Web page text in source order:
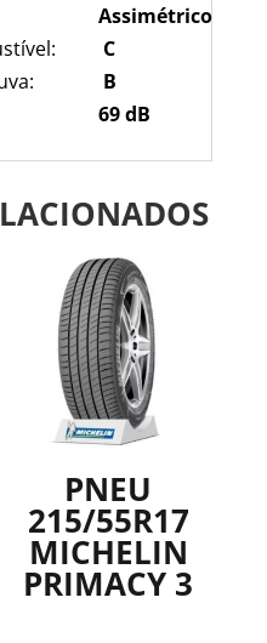
Assimétrico
C
B
69dB
PNEU
215/55R17
MICHELIN
PRIMACY 3